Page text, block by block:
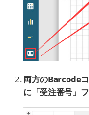
両方のBarcode
に「受注番号」